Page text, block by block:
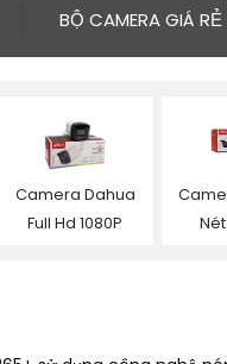
BỘ CAMERA GIÁ RẺ
Camera Dahua
Full Hd 1080P